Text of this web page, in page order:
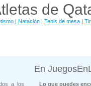
de
| Natación | Tenis de mesa |
a los
En
Lo que puedes